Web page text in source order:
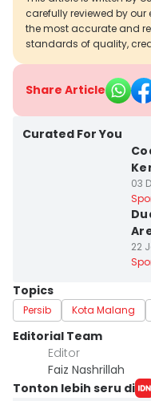
carefully reviewed by our
the most accurate and
standards of quality,
Share Article
Curated For You
03
22
Topics
Persib Kota Malang
Editorial Team
Editor
Faiz Nashrillah
Tonton lebih seru di